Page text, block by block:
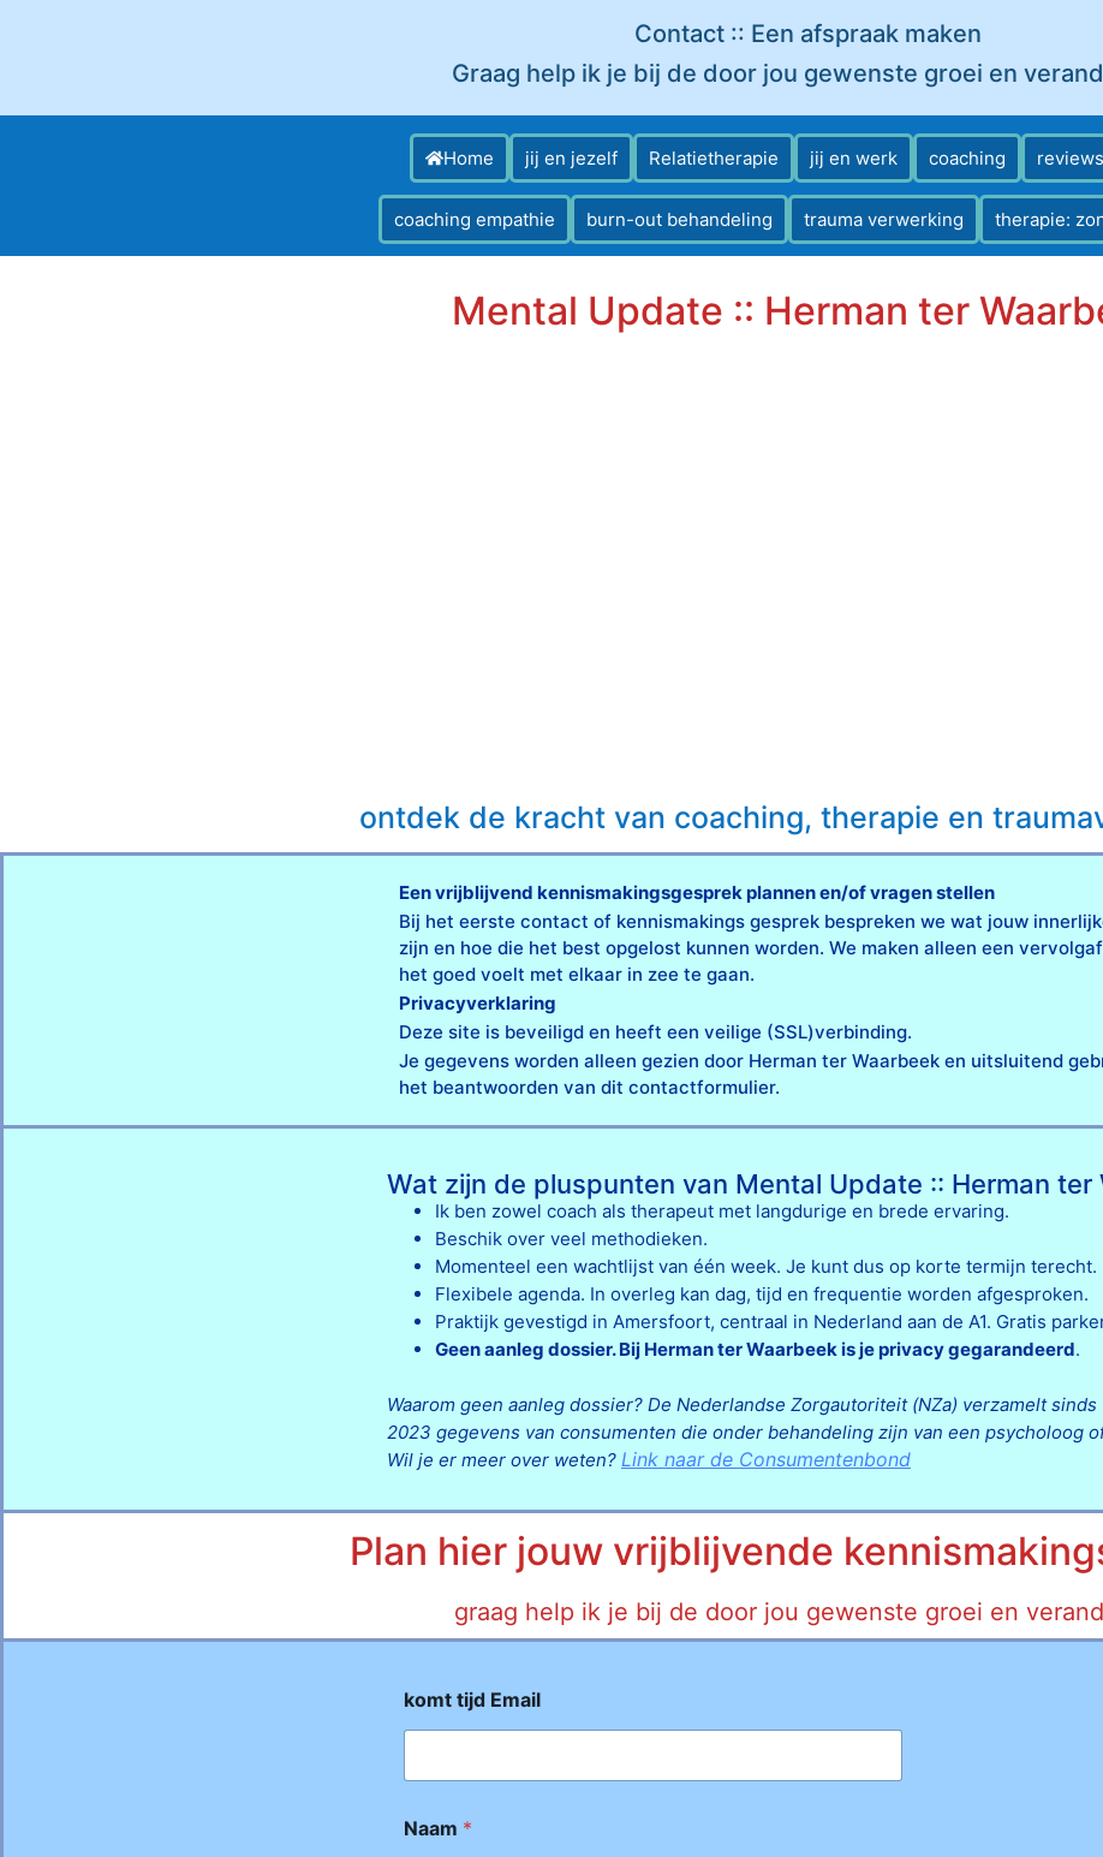
Contact :: Een afspraak maken
Graag help ik je bij de door jou gewenste groei en
Home jij en jezelf Relatietherapie jij en werk coaching reviews
coaching empathie burn-out behandeling trauma verwerking therapie:
Mental Update :: Herman ter
ontdek de kracht van coaching, therapie en
Een vrijblijvend kennismakingsgesprek plannen en/of vragen stellen
Bij het eerste contact of kennismakings gesprek bespreken we wat jouw
zijn en hoe die het best opgelost kunnen worden. We maken alleen een
het goed voelt met elkaar in zee te gaan.
Privacyverklaring
Deze site is beveiligd en heeft een veilige (SSL)verbinding.
Je gegevens worden alleen gezien door Herman ter Waarbeek en uitsluitend
het beantwoorden van dit contactformulier.
Wat zijn de pluspunten van Mental Update :: Herman ter
Ik ben zowel coach als therapeut met langdurige en brede ervaring.
Beschik over veel methodieken.
Momenteel een wachtlijst van één week. Je kunt dus op korte termijn terecht.
Flexibele agenda. In overleg kan dag, tijd en frequentie worden afgesproken.
Praktijk gevestigd in Amersfoort, centraal in Nederland aan de A1. Gratis
Geen aanleg dossier. Bij Herman ter Waarbeek is je privacy gegarandeerd.
Waarom geen aanleg dossier? De Nederlandse Zorgautoriteit (NZa) verzamelt sinds
2023 gegevens van consumenten die onder behandeling zijn van een psycholoog
Wil je er meer over weten? Link naar de Consumentenbond
Plan hier jouw vrijblijvende
graag help ik je bij de door jou gewenste groei en
komt tijd Email
Naam *